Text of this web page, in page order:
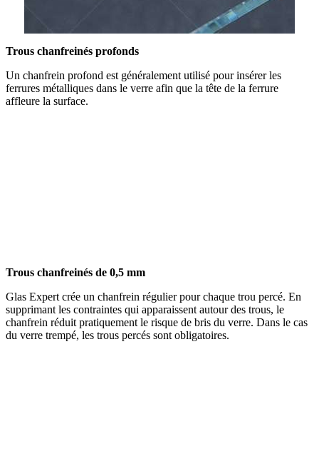
Trous chanfreinés profonds
Un chanfrein profond est généralement utilisé pour insérer les
ferrures métalliques dans le verre afin que la tête de la ferrure
affleure la surface.
Trous chanfreinés de 0,5 mm
Glas Expert crée un chanfrein régulier pour chaque trou percé. En
supprimant les contraintes qui apparaissent autour des trous, le
chanfrein réduit pratiquement le risque de bris du verre. Dans le cas
du verre trempé, les trous percés sont obligatoires.